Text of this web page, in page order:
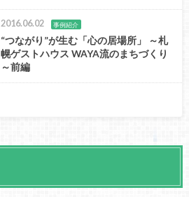
2016.06.02 事例紹介
“つながり”が生む「心の居場所」 ～札
幌ゲストハウス WAYA流のまちづくり
～前編